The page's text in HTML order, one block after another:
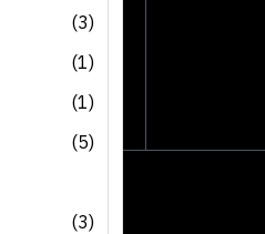
(3)
(1)
(1)
(5)
(3)